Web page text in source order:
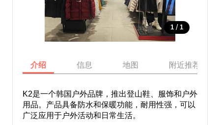
1 / 1
介绍 信息 地图 附近推荐景点
K2是一个韩国户外品牌，推出登山鞋、服饰和户外
用品。产品具备防水和保暖功能，耐用性强，可以
广泛应用于户外活动和日常生活。